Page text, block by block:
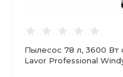
Пылесос 78 л, 3600 Вт
Lavor Professional